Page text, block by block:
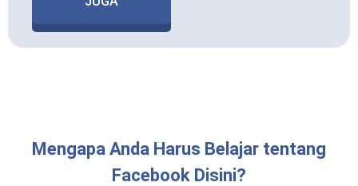
Mengapa Anda Harus Belajar tentang
Facebook Disini?